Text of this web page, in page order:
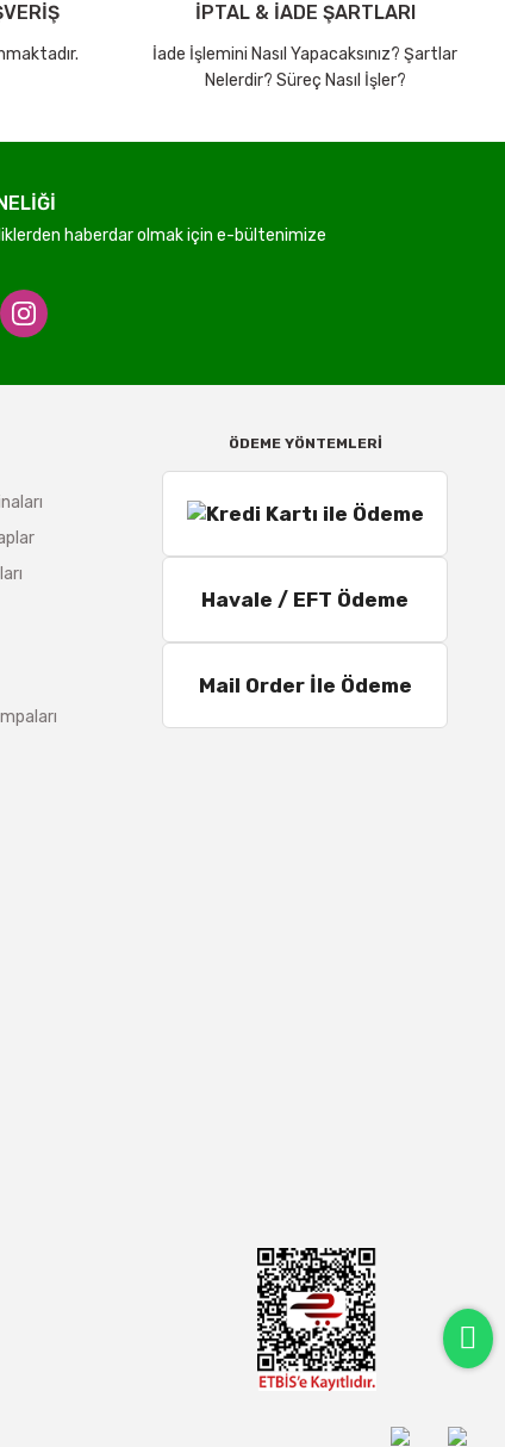
İPTAL & İADE ŞARTLARI
İade İşlemini Nasıl Yapacaksınız? Şartlar
Nelerdir? Süreç Nasıl İşler?
haberdar olmak için e-bültenimize
ÖDEME YÖNTEMLERİ
Havale / EFT Ödeme
Mail Order İle Ödeme